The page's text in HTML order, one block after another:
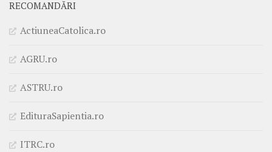
RECOMANDĂRI
ActiuneaCatolica.ro
AGRU.ro
ASTRU.ro
EdituraSapientia.ro
ITRC.ro